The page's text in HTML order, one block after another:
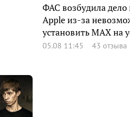
ФАС возбудила дело
Apple из-за
установить MAX на
05.08 11:45 43 отзыва